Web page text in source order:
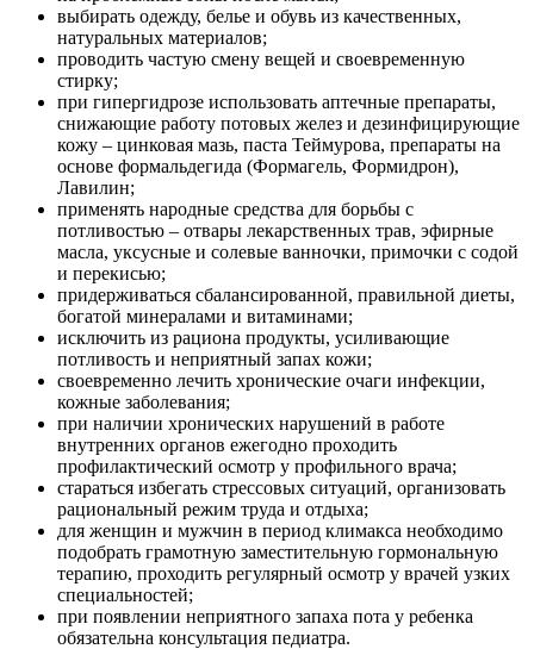
выбирать одежду, белье и обувь из качественных,
натуральных материалов;
проводить частую смену вещей и своевременную
стирку;
при гипергидрозе использовать аптечные препараты,
снижающие работу потовых желез и дезинфицирующие
кожу – цинковая мазь, паста Теймурова, препараты на
основе формальдегида (Формагель, Формидрон),
Лавилин;
применять народные средства для борьбы с
потливостью – отвары лекарственных трав, эфирные
масла, уксусные и солевые ванночки, примочки с содой
и перекисью;
придерживаться сбалансированной, правильной диеты,
богатой минералами и витаминами;
исключить из рациона продукты, усиливающие
потливость и неприятный запах кожи;
своевременно лечить хронические очаги инфекции,
кожные заболевания;
при наличии хронических нарушений в работе
внутренних органов ежегодно проходить
профилактический осмотр у профильного врача;
стараться избегать стрессовых ситуаций, организовать
рациональный режим труда и отдыха;
для женщин и мужчин в период климакса необходимо
подобрать грамотную заместительную гормональную
терапию, проходить регулярный осмотр у врачей узких
специальностей;
при появлении неприятного запаха пота у ребенка
обязательна консультация педиатра.